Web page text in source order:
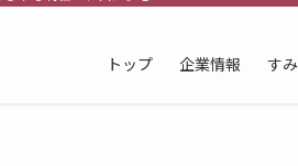
トップ 企業情報 す